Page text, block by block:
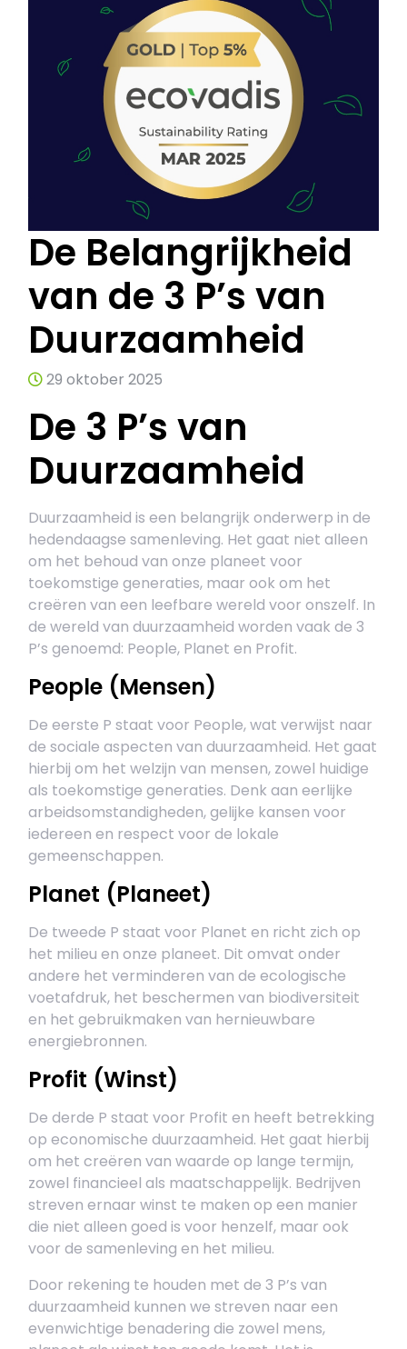
De Belangrijkheid
van de 3 P’s van
Duurzaamheid
29 oktober 2025
De 3 P’s van
Duurzaamheid
Duurzaamheid is een belangrijk onderwerp in de
hedendaagse samenleving. Het gaat niet alleen
om het behoud van onze planeet voor
toekomstige generaties, maar ook om het
creëren van een leefbare wereld voor onszelf. In
de wereld van duurzaamheid worden vaak de 3
P’s genoemd: People, Planet en Profit.
People (Mensen)
De eerste P staat voor People, wat verwijst naar
de sociale aspecten van duurzaamheid. Het gaat
hierbij om het welzijn van mensen, zowel huidige
als toekomstige generaties. Denk aan eerlijke
arbeidsomstandigheden, gelijke kansen voor
iedereen en respect voor de lokale
gemeenschappen.
Planet (Planeet)
De tweede P staat voor Planet en richt zich op
het milieu en onze planeet. Dit omvat onder
andere het verminderen van de ecologische
voetafdruk, het beschermen van biodiversiteit
en het gebruikmaken van hernieuwbare
energiebronnen.
Profit (Winst)
De derde P staat voor Profit en heeft betrekking
op economische duurzaamheid. Het gaat hierbij
om het creëren van waarde op lange termijn,
zowel financieel als maatschappelijk. Bedrijven
streven ernaar winst te maken op een manier
die niet alleen goed is voor henzelf, maar ook
voor de samenleving en het milieu.
Door rekening te houden met de 3 P’s van
duurzaamheid kunnen we streven naar een
evenwichtige benadering die zowel mens,